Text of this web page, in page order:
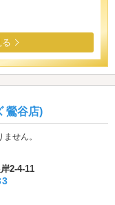
鶯谷店)
せん。
2-4-11